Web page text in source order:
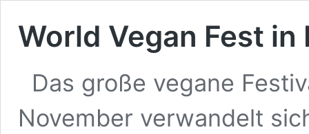
World Vegan Fest in
Das große vegane
November verwandelt